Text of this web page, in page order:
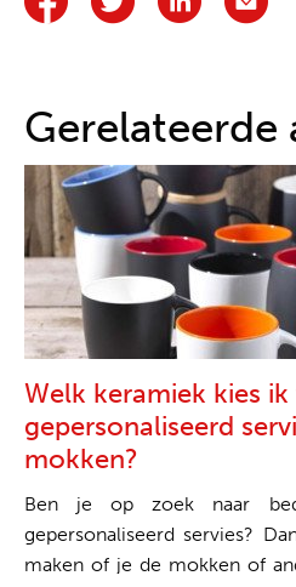
Gerelateerde
Welk keramiek kies
gepersonaliseerd
mokken?
Ben je op zoek naar
gepersonaliseerd servies?
maken of je de mokken of